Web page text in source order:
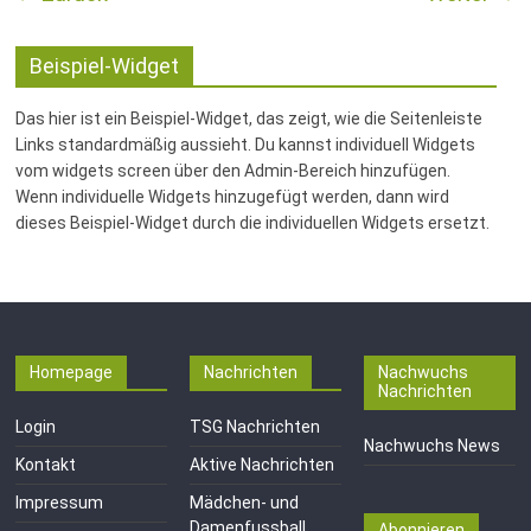
Beispiel-Widget
Das hier ist ein Beispiel-Widget, das zeigt, wie die Seitenleiste
Links standardmäßig aussieht. Du kannst individuell Widgets
vom widgets screen über den Admin-Bereich hinzufügen.
Wenn individuelle Widgets hinzugefügt werden, dann wird
dieses Beispiel-Widget durch die individuellen Widgets ersetzt.
Homepage
Login
Kontakt
Impressum
Nachrichten
TSG Nachrichten
Aktive Nachrichten
Mädchen- und
Nachwuchs
Nachrichten
Nachwuchs News